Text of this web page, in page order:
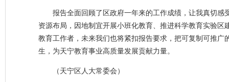
报告全面回顾了区政府一年来的工作成绩，让我真切
资源布局，因地制宜开展小班化教育、推进科学教育实验
教育工作者，未来我们也将紧扣报告要求，把可复制可推
生，为天宁教育事业高质量发展贡献力量。
（天宁区人大常委会）